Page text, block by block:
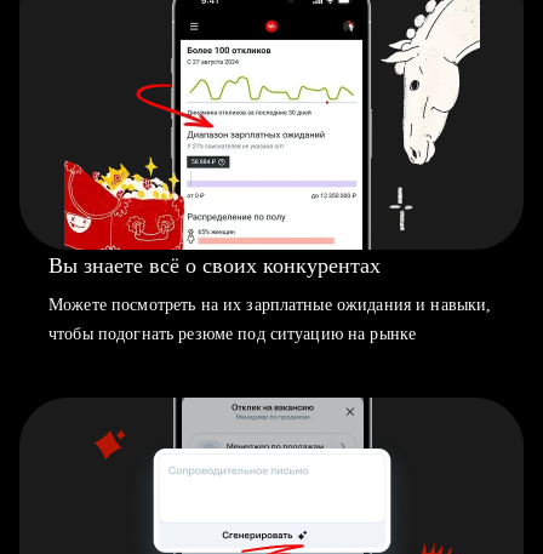
Вы знаете всё о своих конкурентах
Можете посмотреть на их зарплатные ожидания и навыки,
чтобы подогнать резюме под ситуацию на рынке